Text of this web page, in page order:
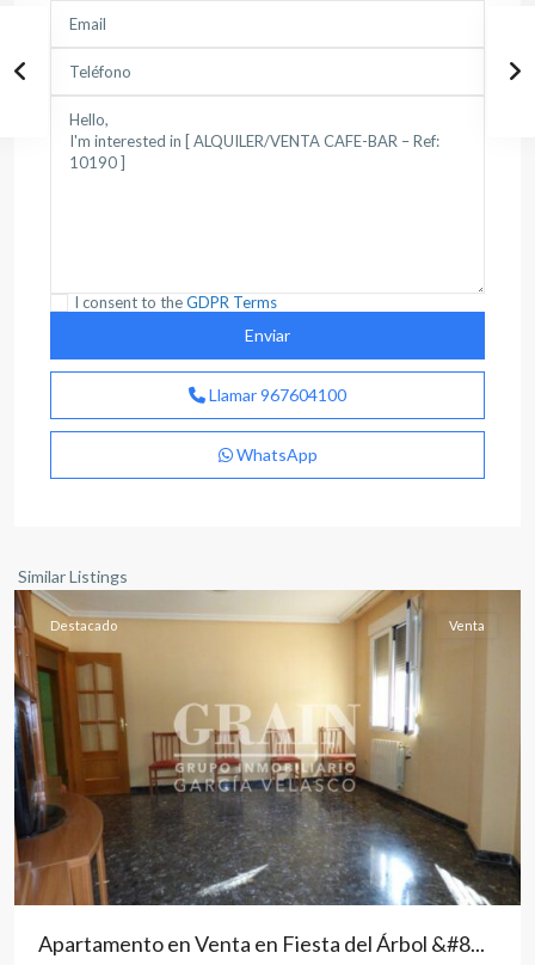
I consent to theGDPR Terms
Llamar967604100
WhatsApp
Similar Listings
capital
Destacado Venta
Apartamento en Venta en Fiesta del Árbol &#8...